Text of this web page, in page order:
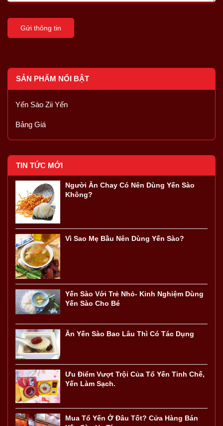
Gửi thông tin
SẢN PHẨM NỔI BẬT
Yến Sào Zii Yến
Bảng Giá
TIN TỨC MỚI
Người Ăn Chay Có Nên Dùng Yến Sào
Không?
Vì Sao Mẹ Bầu Nên Dùng Yến Sào?
Yến Sào Với Trẻ Nhỏ- Kinh Nghiệm Dùng
Yến Sào Cho Bé
Ăn Yến Sào Bao Lâu Thì Có Tác Dụng
Ưu Điểm Vượt Trội Của Tổ Yến Tinh Chế,
Yến Làm Sạch.
Mua Tổ Yến Ở Đâu Tốt? Cửa Hàng Bán